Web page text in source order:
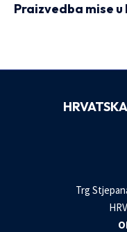
Praizvedba mise u
Trg